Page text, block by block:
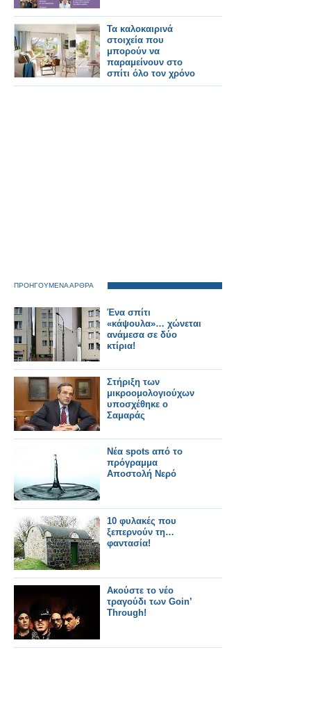
Τα καλοκαιρινά
στοιχεία που
μπορούν να
παραμείνουν στο
σπίτι όλο τον χρόνο
ΠΡΟΗΓΟΥΜΕΝΑ ΑΡΘΡΑ
Ένα σπίτι
«κάψουλα»… χώνεται
ανάμεσα σε δύο
κτίρια!
Στήριξη των
μικροομολογιούχων
υποσχέθηκε ο
Σαμαράς
Νέα spots από το
πρόγραμμα
Αποστολή Νερό
10 φυλακές που
ξεπερνούν τη…
φαντασία!
Ακούστε το νέο
τραγούδι των Goin’
Through!